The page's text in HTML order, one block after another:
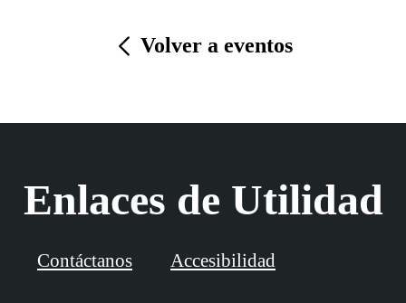
Volver a eventos
Enlaces de Utilidad
Contáctanos Accesibilidad